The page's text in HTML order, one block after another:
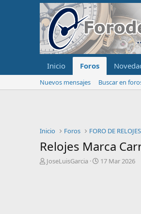
Inicio Foros
Nuevos mensajes Buscar en
Inicio Foros FORO DE RELOJES
Relojes Marca
IJoseLuisGarcia
F17 Mar 2026